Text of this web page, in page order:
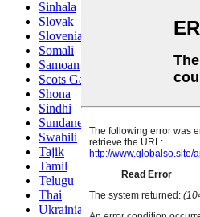
Sinhala
Slovak
Slovenian
Somali
Samoan
Scots Gaelic
Shona
Sindhi
Sundanese
Swahili
Tajik
Tamil
Telugu
Thai
Ukrainian